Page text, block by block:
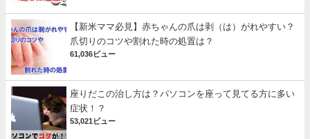
【新米ママ必見】赤ちゃんの爪は剥（は）がれやすい？
爪切りのコツや割れた時の処置は？
61,036ビュー
座りだこの治し方は？パソコンを座って見てる方に多い
症状！？
53,021ビュー